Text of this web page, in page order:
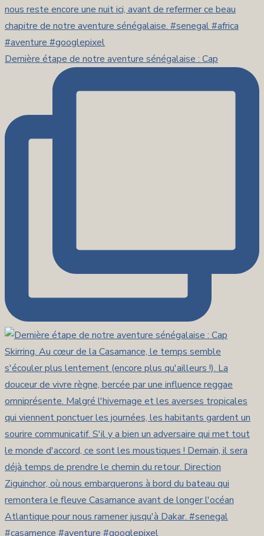
Dernière étape de notre aventure sénégalaise : Cap